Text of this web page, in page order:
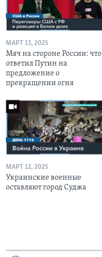
МАРТ 13, 2025
Мяч на стороне России: что
ответил Путин на
предложение о
прекращении огня
МАРТ 12, 2025
Украинские военные
оставляют город Суджа